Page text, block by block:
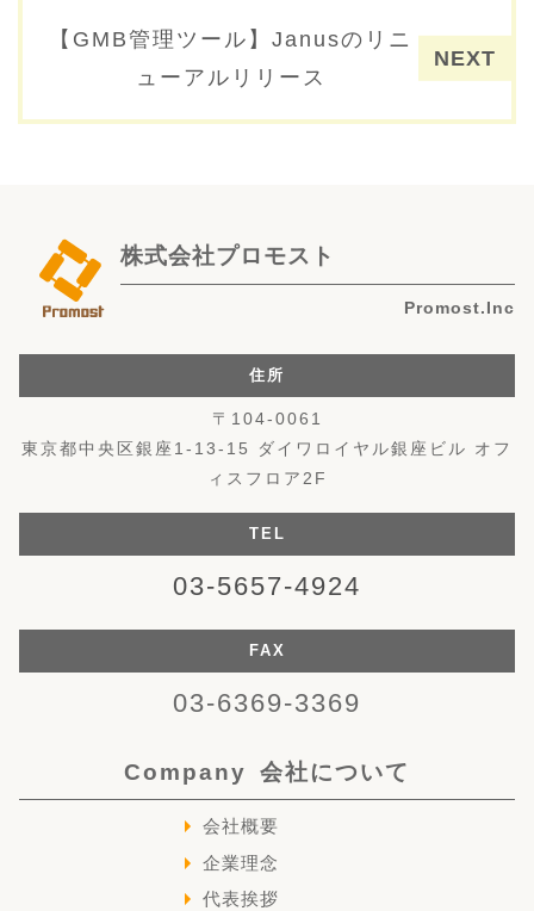
【GMB管理ツール】Janusのリニ
ューアルリリース
株式会社プロモスト
Promost.Inc
住所
〒104-0061
東京都中央区銀座1-13-15 ダイワロイヤル銀座ビル オフ
ィスフロア2F
TEL
03-5657-4924
FAX
03-6369-3369
Company 会社について
会社概要
企業理念
代表挨拶